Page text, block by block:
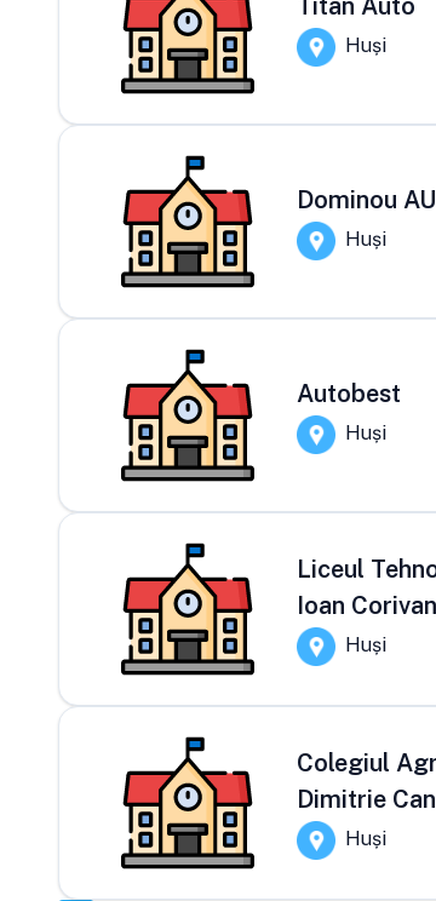
Titan Auto
Huși
Dominou
Huși
Autobest
Huși
Liceul
Ioan Corivan
Huși
Colegiul
Dimitrie
Huși